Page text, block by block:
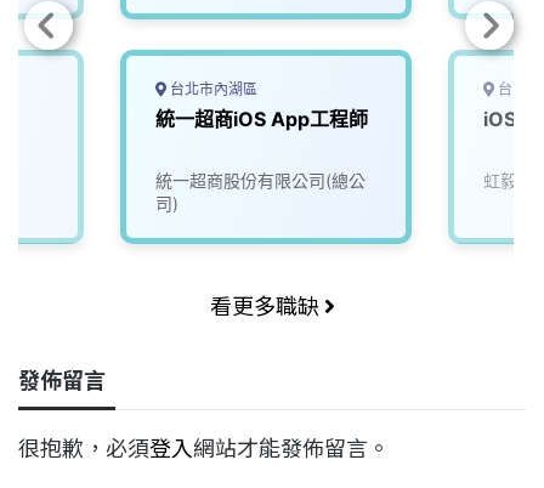
台北市內湖區
統一超商iOS App工程師
統一超商股份有限公司(總公
司)
台中
iOS
虹毅實
看更多職缺
發佈留言
很抱歉，必須登入網站才能發佈留言。